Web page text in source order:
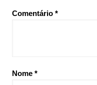
Comentário *
Nome *